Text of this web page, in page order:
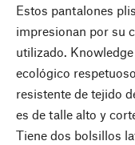
Estos pantalones
impresionan por su
utilizado.
ecológico
resistente de tejido
es de talle alto y
Tiene dos bolsillos